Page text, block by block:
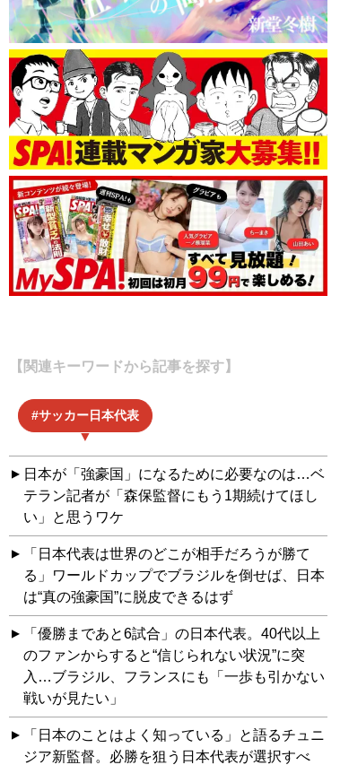
【関連キーワードから記事を探す】
サッカー日本代表
日本が「強豪国」になるために必要なのは…ベ
テラン記者が「森保監督にもう1期続けてほし
い」と思うワケ
「日本代表は世界のどこが相手だろうが勝て
る」ワールドカップでブラジルを倒せば、日本
は“真の強豪国”に脱皮できるはず
「優勝まであと6試合」の日本代表。40代以上
のファンからすると“信じられない状況”に突
入…ブラジル、フランスにも「一歩も引かない
戦いが見たい」
「日本のことはよく知っている」と語るチュニ
ジア新監督。必勝を狙う日本代表が選択すべ